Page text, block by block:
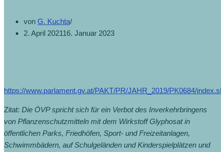
von G. Kuchta
2. April 202116. Januar 2023
https://www.parlament.gv.at/PAKT/PR/JAHR_2019/PK0684/
Zitat: Die ÖVP spricht sich für ein Verbot des Inverkehrbringens
von Pflanzenschutzmitteln mit dem Wirkstoff Glyphosat in
öffentlichen Parks, Friedhöfen, Sport- und Freizeitanlagen,
Schwimmbädern, auf Schulgeländen und Kinderspielplätzen und